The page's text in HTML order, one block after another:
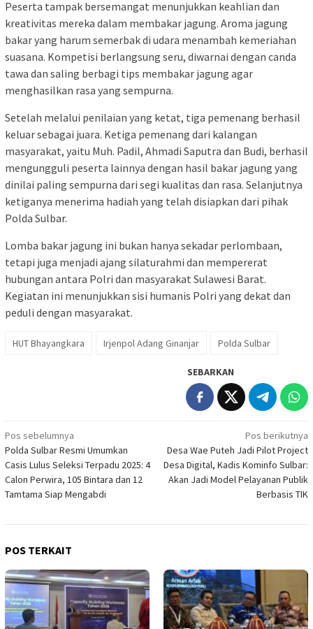
Peserta tampak bersemangat menunjukkan keahlian dan
kreativitas mereka dalam membakar jagung. Aroma jagung
bakar yang harum semerbak di udara menambah kemeriahan
suasana. Kompetisi berlangsung seru, diwarnai dengan canda
tawa dan saling berbagi tips membakar jagung agar
menghasilkan rasa yang sempurna.
Setelah melalui penilaian yang ketat, tiga pemenang berhasil
keluar sebagai juara. Ketiga pemenang dari kalangan
masyarakat, yaitu Muh. Padil, Ahmadi Saputra dan Budi, berhasil
mengungguli peserta lainnya dengan hasil bakar jagung yang
dinilai paling sempurna dari segi kualitas dan rasa. Selanjutnya
ketiganya menerima hadiah yang telah disiapkan dari pihak
Polda Sulbar.
Lomba bakar jagung ini bukan hanya sekadar perlombaan,
tetapi juga menjadi ajang silaturahmi dan mempererat
hubungan antara Polri dan masyarakat Sulawesi Barat.
Kegiatan ini menunjukkan sisi humanis Polri yang dekat dan
peduli dengan masyarakat.
HUT Bhayangkara Irjenpol Adang Ginanjar Polda Sulbar
SEBARKAN
Navigasi
pos
Pos sebelumnya
Polda Sulbar Resmi Umumkan
Casis Lulus Seleksi Terpadu 2025: 4
Calon Perwira, 105 Bintara dan 12
Tamtama Siap Mengabdi
Pos berikutnya
Desa Wae Puteh Jadi Pilot Project
Desa Digital, Kadis Kominfo Sulbar:
Akan Jadi Model Pelayanan Publik
Berbasis TIK
POS TERKAIT